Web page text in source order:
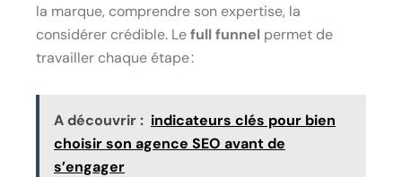
la marque, comprendre son expertise, la
considérer crédible. Lefull funnel permet de
travailler chaque étape :
A découvrir : indicateurs clés pour bien
choisir son agence SEO avant de
s’engager